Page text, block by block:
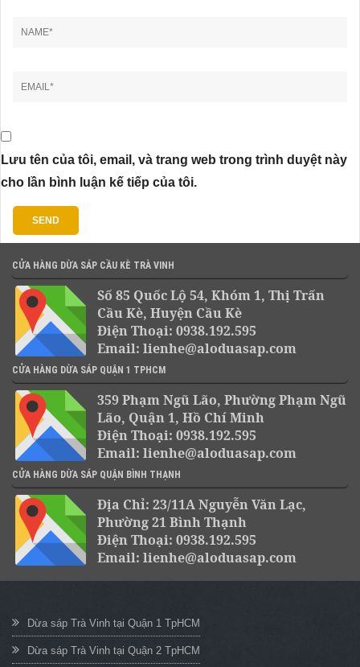
Lưu tên của tôi, email, và trang web trong trình duyệt này
cho lần bình luận kế tiếp của tôi.
CỬA HÀNG DỪA SÁP CẦU KÈ TRÀ VINH
Số 85 Quốc Lộ 54, Khóm 1, Thị Trấn
Cầu Kè, Huyện Cầu Kè
Điện Thoại: 0938.192.595
Email: lienhe@aloduasap.com
CỬA HÀNG DỪA SÁP QUẬN 1 TPHCM
359 Phạm Ngũ Lão, Phường Phạm Ngũ
Lão, Quận 1, Hồ Chí Minh
Điện Thoại: 0938.192.595
Email: lienhe@aloduasap.com
CỬA HÀNG DỪA SÁP QUẬN BÌNH THẠNH
Địa Chỉ: 23/11A Nguyễn Văn Lạc,
Phường 21 Bình Thạnh
Điện Thoại: 0938.192.595
Email: lienhe@aloduasap.com
Dừa sáp Trà Vinh tại Quận 1 TpHCM
Dừa sáp Trà Vinh tại Quận 2 TpHCM